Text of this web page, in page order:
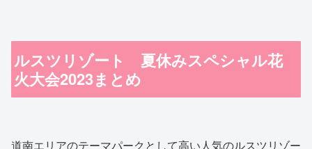
ルスツリゾート 夏休みスペシャル花
火大会2023まとめ
道南エリアのテーマパークとして高い人気のルスツリゾー